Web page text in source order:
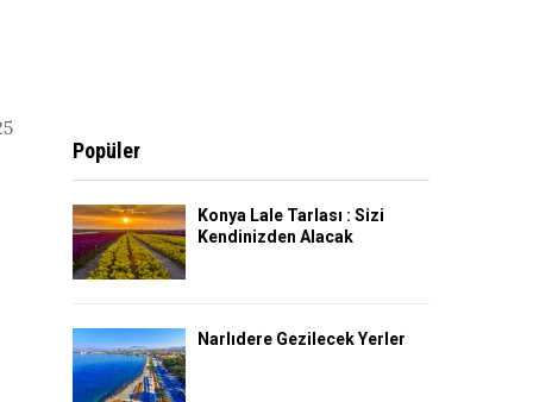
Popüler
Konya Lale Tarlası : Sizi
Kendinizden Alacak
Narlıdere Gezilecek Yerler